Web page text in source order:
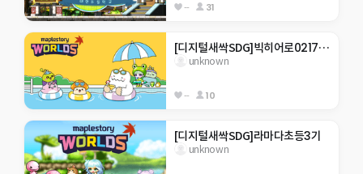
-- 31
[디지털새싹SDG]빅히어로0217 한라대 재미있는 게임맵  . ..을 깰수있을거라 생각하나
unknown
-- 10
[디지털새싹SDG]라마다초등3기
unknown